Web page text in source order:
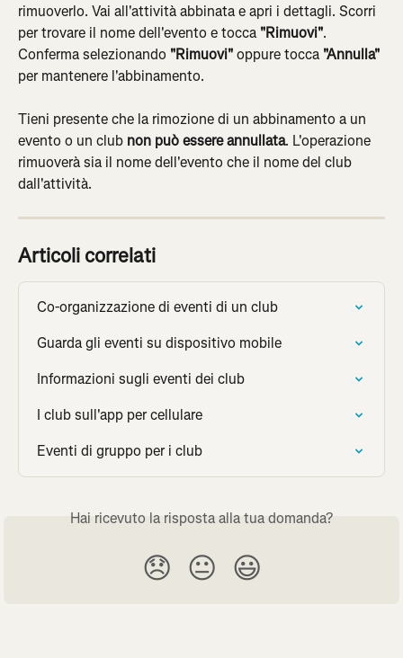
rimuoverlo. Vai all'attività abbinata e apri i dettagli. Scorri
per trovare il nome dell'evento e tocca "Rimuovi".
Conferma selezionando "Rimuovi" oppure tocca "Annulla"
per mantenere l'abbinamento.
Tieni presente che la rimozione di un abbinamento a un
evento o un club non può essere annullata. L'operazione
rimuoverà sia il nome dell'evento che il nome del club
dall'attività.
Articoli correlati
Co-organizzazione di eventi di un club
Guarda gli eventi su dispositivo mobile
Informazioni sugli eventi dei club
I club sull'app per cellulare
Eventi di gruppo per i club
Hai ricevuto la risposta alla tua domanda?
😞 😐 😃